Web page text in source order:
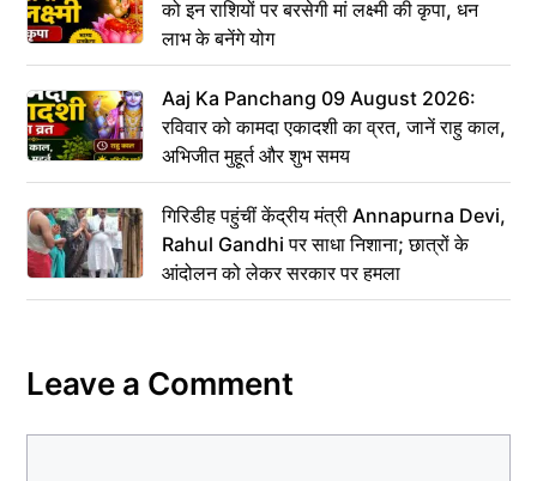
को इन राशियों पर बरसेगी मां लक्ष्मी की कृपा, धन
लाभ के बनेंगे योग
Aaj Ka Panchang 09 August 2026:
रविवार को कामदा एकादशी का व्रत, जानें राहु काल,
अभिजीत मुहूर्त और शुभ समय
गिरिडीह पहुंचीं केंद्रीय मंत्री Annapurna Devi,
Rahul Gandhi पर साधा निशाना; छात्रों के
आंदोलन को लेकर सरकार पर हमला
Leave a Comment